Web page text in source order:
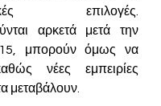
επιλογές.
αρκετά μετά την
15, μπορούν όμως να
νέες εμπειρίες
μεταβάλουν.